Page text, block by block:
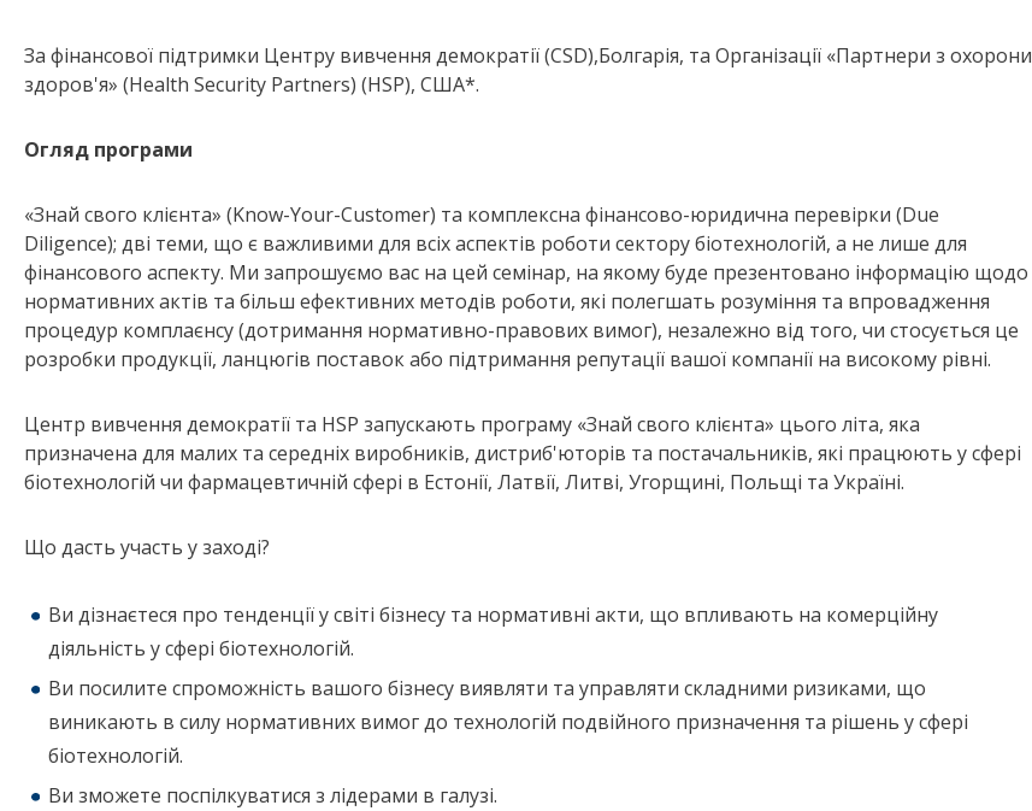
За фінансової підтримки Центру вивчення демократії (CSD),Болгарія, та Організації «Партнери з охорони
здоров'я» (Health Security Partners) (HSP), США*.
Огляд програми
«Знай свого клієнта» (Know-Your-Customer) та комплексна фінансово-юридична перевірки (Due
Diligence); дві теми, що є важливими для всіх аспектів роботи сектору біотехнологій, а не лише для
фінансового аспекту. Ми запрошуємо вас на цей семінар, на якому буде презентовано інформацію щодо
нормативних актів та більш ефективних методів роботи, які полегшать розуміння та впровадження
процедур комплаєнсу (дотримання нормативно-правових вимог), незалежно від того, чи стосується це
розробки продукції, ланцюгів поставок або підтримання репутації вашої компанії на високому рівні.
Центр вивчення демократії та HSP запускають програму «Знай свого клієнта» цього літа, яка
призначена для малих та середніх виробників, дистриб'юторів та постачальників, які працюють у сфері
біотехнологій чи фармацевтичній сфері в Естонії, Латвії, Литві, Угорщині, Польщі та Україні.
Що дасть участь у заході?
Ви дізнаєтеся про тенденції у світі бізнесу та нормативні акти, що впливають на комерційну
діяльність у сфері біотехнологій.
Ви посилите спроможність вашого бізнесу виявляти та управляти складними ризиками, що
виникають в силу нормативних вимог до технологій подвійного призначення та рішень у сфері
біотехнологій.
Ви зможете поспілкуватися з лідерами в галузі.